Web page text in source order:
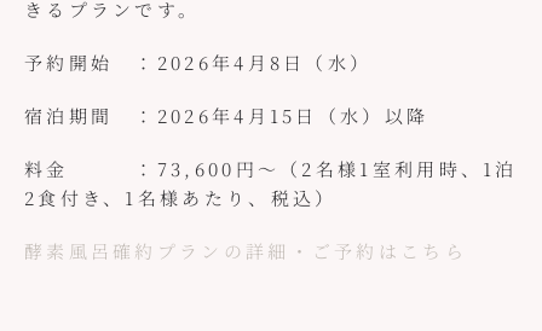
きるプランです。
予約開始 ：2026年4月8日（水）
宿泊期間 ：2026年4月15日（水）以降
料金 ：73,600円～（2名様1室利用時、1泊
2食付き、1名様あたり、税込）
酵素風呂確約プランの詳細・ご予約はこちら